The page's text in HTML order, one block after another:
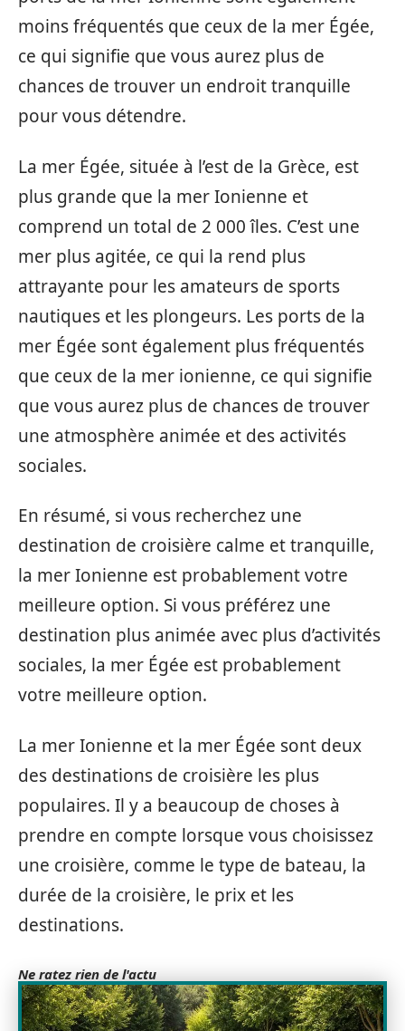
moins fréquentés que ceux de la mer Égée,
ce qui signifie que vous aurez plus de
chances de trouver un endroit tranquille
pour vous détendre.
La mer Égée, située à l’est de la Grèce, est
plus grande que la mer Ionienne et
comprend un total de 2 000 îles. C’est une
mer plus agitée, ce qui la rend plus
attrayante pour les amateurs de sports
nautiques et les plongeurs. Les ports de la
mer Égée sont également plus fréquentés
que ceux de la mer ionienne, ce qui signifie
que vous aurez plus de chances de trouver
une atmosphère animée et des activités
sociales.
En résumé, si vous recherchez une
destination de croisière calme et tranquille,
la mer Ionienne est probablement votre
meilleure option. Si vous préférez une
destination plus animée avec plus d’activités
sociales, la mer Égée est probablement
votre meilleure option.
La mer Ionienne et la mer Égée sont deux
des destinations de croisière les plus
populaires. Il y a beaucoup de choses à
prendre en compte lorsque vous choisissez
une croisière, comme le type de bateau, la
durée de la croisière, le prix et les
destinations.
Ne ratez rien de l'actu